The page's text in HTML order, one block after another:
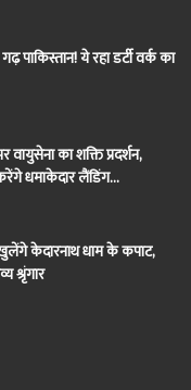
ये रहा डर्टी वर्क का
का शक्ति प्रदर्शन,
धमाकेदार लैंडिंग…
केदारनाथ धाम के कपाट,
श्रृंगार